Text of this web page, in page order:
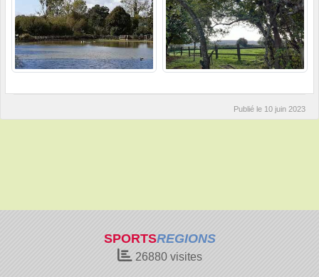
Publié le 10 juin 2023
SPORTSREGIONS
26880visites